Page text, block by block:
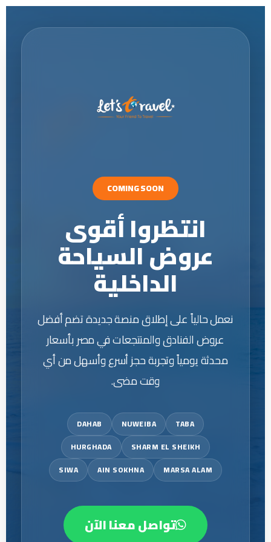
COMING SOON
انتظروا أقوى
عروض السياحة
الداخلية
نعمل حالياً على إطلاق منصة جديدة تضم أفضل
عروض الفنادق والمنتجعات في مصر بأسعار
محدثة يومياً وتجربة حجز أسرع وأسهل من أي
وقت مضى.
TABA
NUWEIBA
DAHAB
SHARM EL SHEIKH
HURGHADA
MARSA ALAM
AIN SOKHNA
SIWA
تواصل معنا الآن